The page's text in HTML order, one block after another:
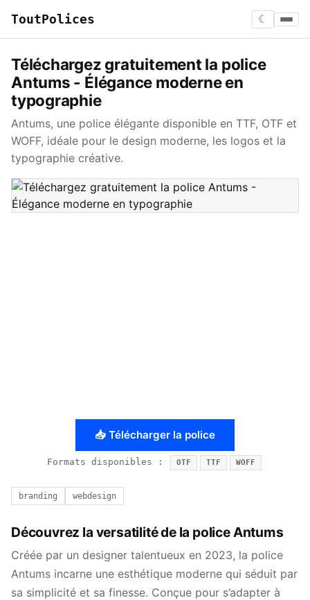
ToutPolices ☾
Téléchargez gratuitement la police
Antums - Élégance moderne en
typographie
Antums, une police élégante disponible en TTF, OTF et
WOFF, idéale pour le design moderne, les logos et la
typographie créative.
📥 Télécharger la police
Formats disponibles : OTF TTF WOFF
branding webdesign
Découvrez la versatilité de la police Antums
Créée par un designer talentueux en 2023, la police
Antums incarne une esthétique moderne qui séduit par
sa simplicité et sa finesse. Conçue pour s’adapter à